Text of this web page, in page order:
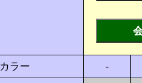
カラー
-